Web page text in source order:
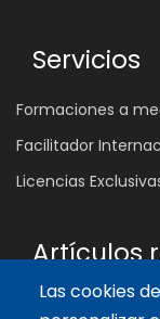
Las cookies
Servicios
Formaciones a
Facilitador
Licencias
Artículos
¿Por qué